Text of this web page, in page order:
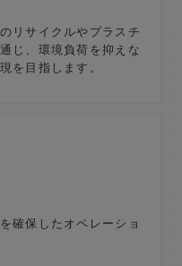
リサイクルやプラスチ
じ、環境負荷を抑えな
を目指します。
確保したオペレーショ